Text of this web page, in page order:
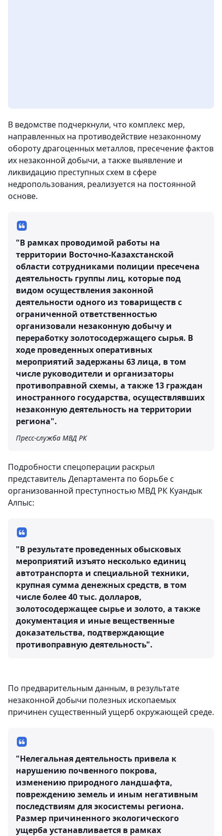
В ведомстве подчеркнули, что комплекс мер,
направленных на противодействие незаконному
обороту драгоценных металлов, пресечение фактов
их незаконной добычи, а также выявление и
ликвидацию преступных схем в сфере
недропользования, реализуется на постоянной
основе.
"В рамках проводимой работы на
территории Восточно-Казахстанской
области сотрудниками полиции пресечена
деятельность группы лиц, которые под
видом осуществления законной
деятельности одного из товариществ с
ограниченной ответственностью
организовали незаконную добычу и
переработку золотосодержащего сырья. В
ходе проведенных оперативных
мероприятий задержаны 63 лица, в том
числе руководители и организаторы
противоправной схемы, а также 13 граждан
иностранного государства, осуществлявших
незаконную деятельность на территории
региона".
Пресс-служба МВД РК
Подробности спецоперации раскрыл
представитель Департамента по борьбе с
организованной преступностью МВД РК Куандык
Алпыс:
"В результате проведенных обысковых
мероприятий изъято несколько единиц
автотранспорта и специальной техники,
крупная сумма денежных средств, в том
числе более 40 тыс. долларов,
золотосодержащее сырье и золото, а также
документация и иные вещественные
доказательства, подтверждающие
противоправную деятельность".
По предварительным данным, в результате
незаконной добычи полезных ископаемых
причинен существенный ущерб окружающей среде.
"Нелегальная деятельность привела к
нарушению почвенного покрова,
изменению природного ландшафта,
повреждению земель и иным негативным
последствиям для экосистемы региона.
Размер причиненного экологического
ущерба устанавливается в рамках